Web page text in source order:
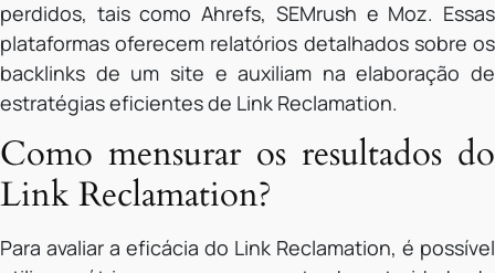
perdidos, tais como Ahrefs, SEMrush e Moz. Essas
plataformas oferecem relatórios detalhados sobre os
backlinks de um site e auxiliam na elaboração de
estratégias eficientes de Link Reclamation.
Como mensurar os resultados do
Link Reclamation?
Para avaliar a eficácia do Link Reclamation, é possível